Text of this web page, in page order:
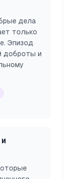
дела
только
Эпизод
доброты и